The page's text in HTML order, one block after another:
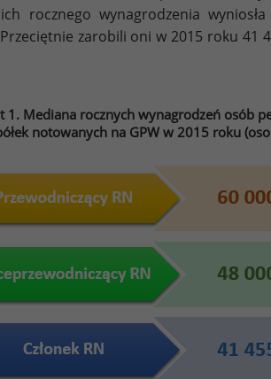
rocznego wynagrodzenia
zarobili oni w 2015 roku 41
1. Mediana rocznych wynagrodzeń osób
notowanych na GPW w 2015 roku